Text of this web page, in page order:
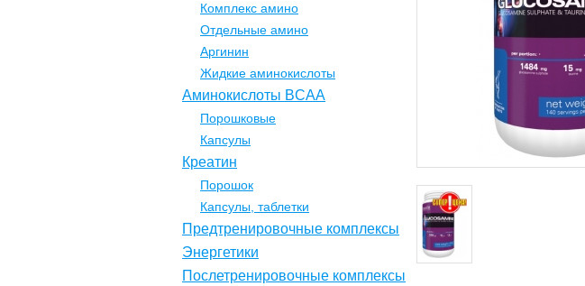
Комплекс амино
Отдельные амино
Аргинин
Жидкие аминокислоты
Аминокислоты BCAA
Порошковые
Капсулы
Креатин
Порошок
Капсулы, таблетки
Предтренировочные комплексы
Энергетики
Послетренировочные комплексы